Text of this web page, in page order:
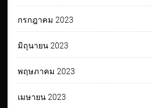
กรกฎาคม 2023
มิถุนายน 2023
พฤษภาคม 2023
เมษายน 2023